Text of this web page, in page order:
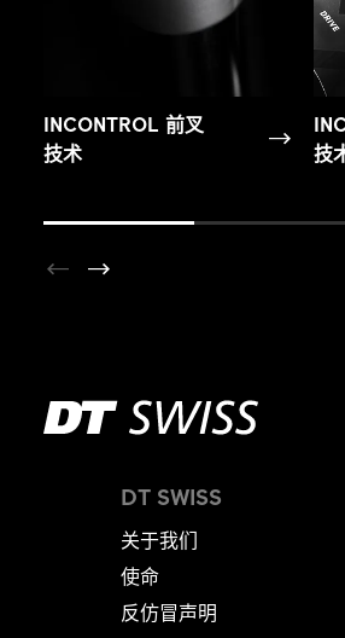
INCONTROL 前叉
技术
技
DT SWISS
关于我们
使命
反仿冒声明